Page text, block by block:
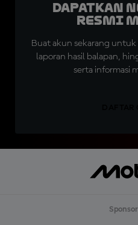
Dapatkan
Resmi
Buat akun sekarang
laporan hasil balapan,
serta informasi